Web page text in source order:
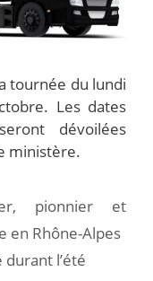
tournée du lundi
Les dates
dévoilées
ministère.
pionnier et
en Rhône-Alpes
durant l’été